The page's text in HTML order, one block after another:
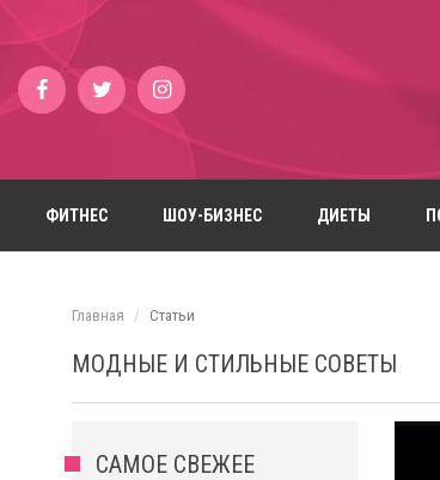
ФИТНЕС ШОУ-БИЗНЕС ДИЕТЫ
Главная Статьи
МОДНЫЕ И СТИЛЬНЫЕ СОВЕТЫ
САМОЕ СВЕЖЕЕ